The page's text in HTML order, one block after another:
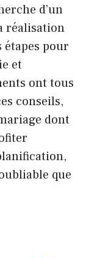
d’un
réalisation
pour
et
ont tous
conseils,
dont
que